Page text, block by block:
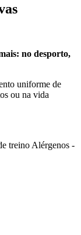
no desporto,
uniforme de
ou na vida
treino Alérgenos -